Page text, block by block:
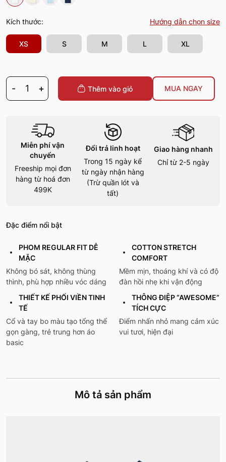
Kích thước: Hướng dẫn chọn size
XS S M L XL
- 1 + Thêm vào giỏ MUA NGAY
Miễn phí vận
chuyển
Freeship mọi đơn
hàng từ hoá đơn
499K
Đổi trả linh hoạt
Trong 15 ngày kể
từ ngày nhận hàng
(Trừ quần lót và
tất)
Giao hàng nhanh
Chỉ từ 2-5 ngày
Đặc điểm nổi bật
PHOM REGULAR FIT DỄ
MẶC
Không bó sát, không thùng
thình, phù hợp nhiều vóc dáng
COTTON STRETCH
COMFORT
Mềm mịn, thoáng khí và có độ
đàn hồi nhẹ khi vận động
THIẾT KẾ PHỐI VIỀN TINH
TẾ
Cổ và tay bo màu tạo tổng thể
gọn gàng, trẻ trung hơn áo
basic
THÔNG ĐIỆP “AWESOME”
TÍCH CỰC
Điểm nhấn nhỏ mang cảm xúc
vui tươi, hiện đại
Mô tả sản phẩm